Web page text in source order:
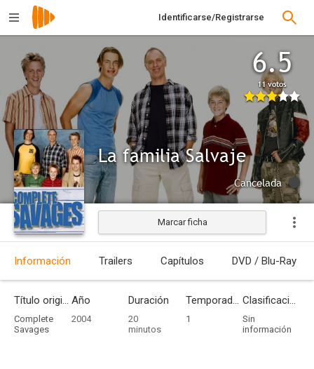
Identificarse/Registrarse
6.5
11 votos
La familia Salvaje
Cancelada
Marcar ficha
Información Trailers Capítulos DVD / Blu-Ray
Título original
Complete
Savages
Año
2004
Duración
20
minutos
Temporadas
1
Clasificación por edades
Sin
información